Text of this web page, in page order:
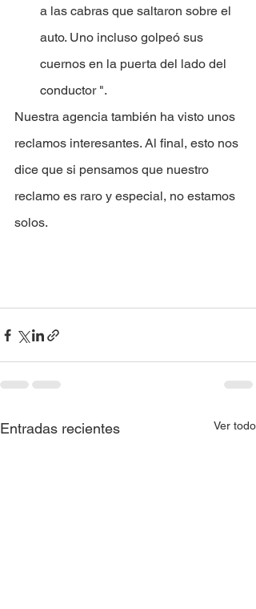
a las cabras que saltaron sobre el
auto. Uno incluso golpeó sus
cuernos en la puerta del lado del
conductor ".
Nuestra agencia también ha visto unos
reclamos interesantes. Al final, esto nos
dice que si pensamos que nuestro
reclamo es raro y especial, no estamos
solos.
Entradas recientes Ver todo